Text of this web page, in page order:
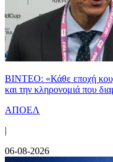
ΒΙΝΤΕΟ: «Κάθε εποχή
και την κληρονομιά που
ΑΠΟΕΛ
|
06-08-2026